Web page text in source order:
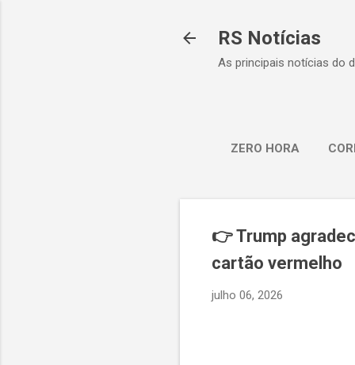
RS Notícias
As principais notícias do
ZERO HORA
👉 Trump
cartão vermelho
julho 06, 2026